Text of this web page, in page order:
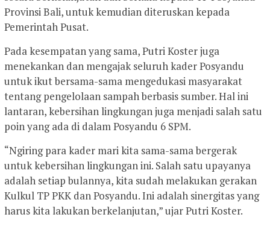
Provinsi Bali, untuk kemudian diteruskan kepada
Pemerintah Pusat.
Pada kesempatan yang sama, Putri Koster juga
menekankan dan mengajak seluruh kader Posyandu
untuk ikut bersama-sama mengedukasi masyarakat
tentang pengelolaan sampah berbasis sumber. Hal ini
lantaran, kebersihan lingkungan juga menjadi salah satu
poin yang ada di dalam Posyandu 6 SPM.
“Ngiring para kader mari kita sama-sama bergerak
untuk kebersihan lingkungan ini. Salah satu upayanya
adalah setiap bulannya, kita sudah melakukan gerakan
Kulkul TP PKK dan Posyandu. Ini adalah sinergitas yang
harus kita lakukan berkelanjutan,” ujar Putri Koster.